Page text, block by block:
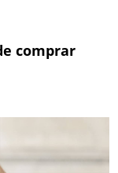
comprar